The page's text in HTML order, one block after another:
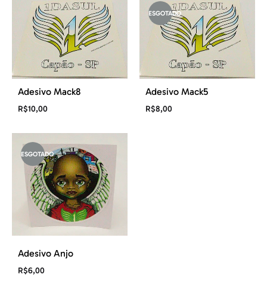
Adesivo Mack8
R$10,00
ESGOTADO
Adesivo Mack5
R$8,00
ESGOTADO
Adesivo Anjo
R$6,00